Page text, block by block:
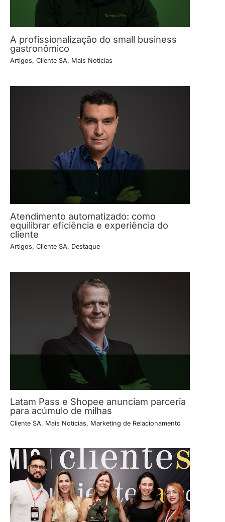
A profissionalização do small business
gastronômico
Artigos, Cliente SA, Mais Notícias
Atendimento automatizado: como
equilibrar eficiência e experiência do
cliente
Artigos, Cliente SA, Destaque
Latam Pass e Shopee anunciam parceria
para acúmulo de milhas
Cliente SA, Mais Notícias, Marketing de Relacionamento